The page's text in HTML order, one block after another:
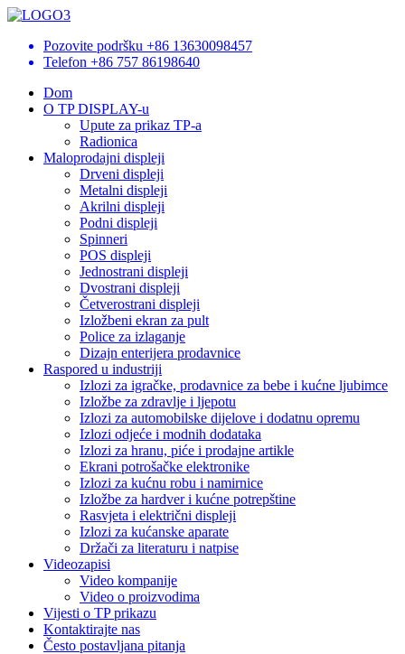
Pozovite podršku +86 13630098457
Telefon +86 757 86198640
Dom
O TP DISPLAY-u
Upute za prikaz TP-a
Radionica
Maloprodajni displeji
Drveni displeji
Metalni displeji
Akrilni displeji
Podni displeji
Spinneri
POS displeji
Jednostrani displeji
Dvostrani displeji
Četverostrani displeji
Izložbeni ekran za pult
Police za izlaganje
Dizajn enterijera prodavnice
Raspored u industriji
Izlozi za igračke, prodavnice za bebe i kućne ljubimce
Izložbe za zdravlje i ljepotu
Izlozi za automobilske dijelove i dodatnu opremu
Izlozi odjeće i modnih dodataka
Izlozi za hranu, piće i prodajne artikle
Ekrani potrošačke elektronike
Izlozi za kućnu robu i namirnice
Izložbe za hardver i kućne potrepštine
Rasvjeta i električni displeji
Izlozi za kućanske aparate
Držači za literaturu i natpise
Videozapisi
Video kompanije
Video o proizvodima
Vijesti o TP prikazu
Kontaktirajte nas
Često postavljana pitanja